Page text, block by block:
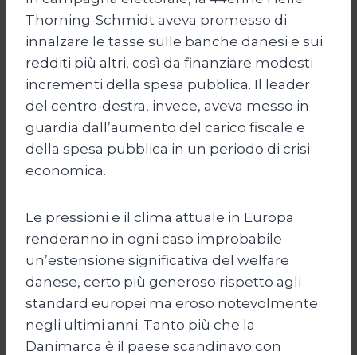
Thorning-Schmidt aveva promesso di
innalzare le tasse sulle banche danesi e sui
redditi più altri, così da finanziare modesti
incrementi della spesa pubblica. Il leader
del centro-destra, invece, aveva messo in
guardia dall’aumento del carico fiscale e
della spesa pubblica in un periodo di crisi
economica.
Le pressioni e il clima attuale in Europa
renderanno in ogni caso improbabile
un’estensione significativa del welfare
danese, certo più generoso rispetto agli
standard europei ma eroso notevolmente
negli ultimi anni. Tanto più che la
Danimarca è il paese scandinavo con